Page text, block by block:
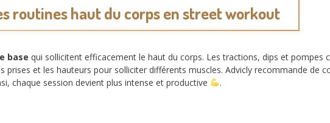
routines haut du corps en street workout
base qui sollicitent efficacement le haut du corps. Les tractions, dips et pompes
prises et les hauteurs pour solliciter différents muscles. Advicly recommande de
chaque session devient plus intense et productive
.